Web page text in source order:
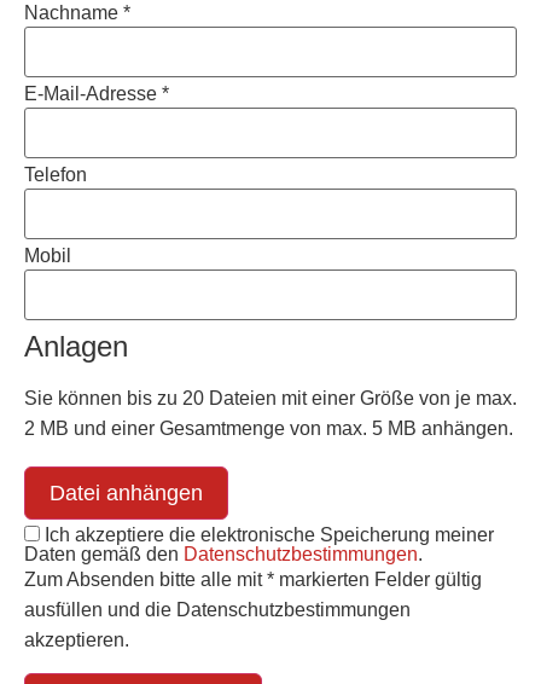
Nachname *
E-Mail-Adresse *
Telefon
Mobil
Anlagen
Sie können bis zu 20 Dateien mit einer Größe von je max.
2 MB und einer Gesamtmenge von max. 5 MB anhängen.
Datei anhängen
Ich akzeptiere die elektronische Speicherung meiner
Daten gemäß den Datenschutzbestimmungen.
Zum Absenden bitte alle mit * markierten Felder gültig
ausfüllen und die Datenschutzbestimmungen
akzeptieren.